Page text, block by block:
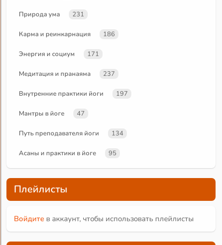
Природа ума 231
Карма и реинкарнация 186
Энергия и социум 171
Медитация и пранаяма 237
Внутренние практики йоги 197
Мантры в йоге 47
Путь преподавателя йоги 134
Асаны и практики в йоге 95
Плейлисты
Войдите в аккаунт, чтобы использовать плейлисты